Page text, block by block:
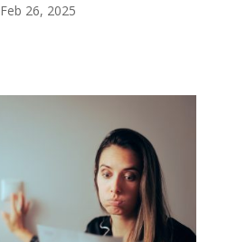
Feb 26, 2025